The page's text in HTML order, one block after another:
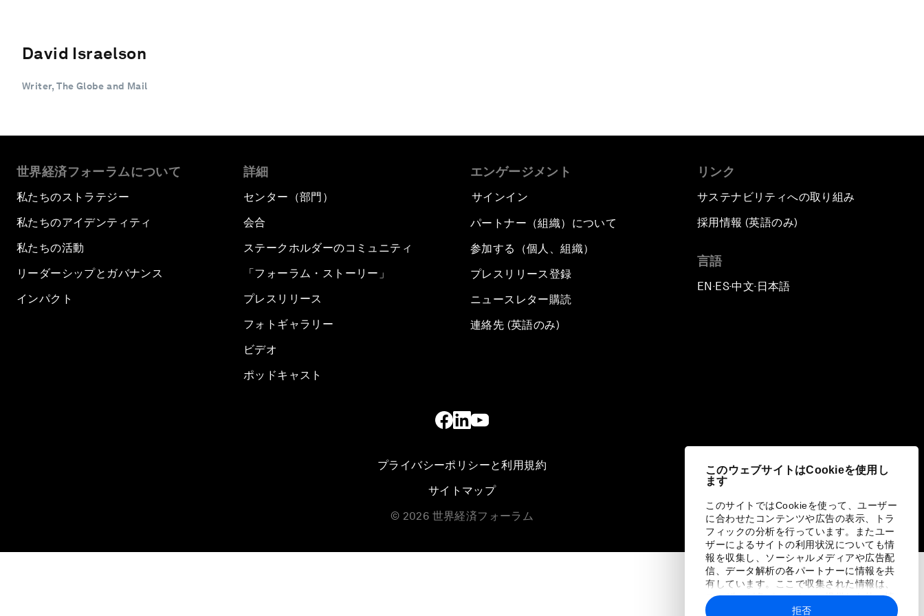
このウェブサイトはCookieを使用し
ます
このサイトではCookieを使って、ユーザー
に合わせたコンテンツや広告の表示、トラ
フィックの分析を行っています。またユー
ザーによるサイトの利用状況についても情
報を収集し、ソーシャルメディアや広告配
信、データ解析の各パートナーに情報を共
有しています。ここで収集された情報は、
ユーザーが各パートナーに提供した他の情
報や各パートナーのサービスを使用した際
拒否
David Israelson
Writer, The Globe and Mail
世界経済フォーラムについて
私たちのストラテジー
私たちのアイデンティティ
私たちの活動
リーダーシップとガバナンス
インパクト
詳細
センター（部門）
会合
ステークホルダーのコミュニティ
「フォーラム・ストーリー」
プレスリリース
フォトギャラリー
ビデオ
ポッドキャスト
エンゲージメント
サインイン
パートナー（組織）について
参加する（個人、組織）
プレスリリース登録
ニュースレター購読
連絡先 (英語のみ)
リンク
サステナビリティへの取り組み
採用情報 (英語のみ)
言語
EN ▪ES▪中文▪ 日本語
プライバシーポリシーと利用規約
サイトマップ
© 2026 世界経済フォーラム